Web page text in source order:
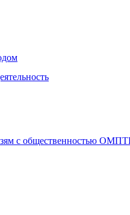
с общественностью